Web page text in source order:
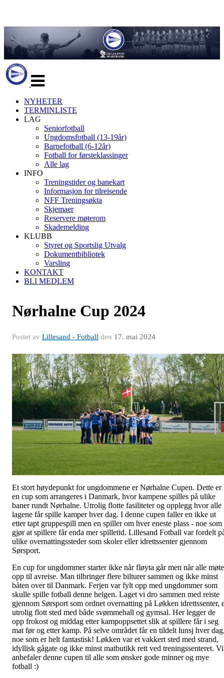
navigasjon
NYHETER
TERMINLISTE
LAG
Seniorfotball
Ungdomsfotball (13-19år)
Barnefotball (6-12år)
Fotball for førsteklassinger
Alle lag
INFO
Treningstider og banekart
Informasjon for tilreisende
NFF Treningsøkta
Skjemaer
Reservere møterom
Skademelding
KLUBB
Styret og Sportslig Utvalg
Dokumentbibliotek
Varsling
KONTAKT
BLI MEDLEM
Nørhalne Cup 2024
Postet av Lillesand - Fotball den 17. mai 2024
Et stort høydepunkt for ungdommene er Nørhalne Cupen. Dette er
en cup som arrangeres i Danmark, hvor kampene spilles på ulike
baner rundt Nørhalne. Utrolig flotte fasiliteter og opplegg hvor alle
lagene får spille kamper hver dag. I denne cupen faller en ikke ut
etter tapt gruppespill men en spiller om hver eneste plass - noe som
gjør at spillere får enda mer spilletid. Lillesand Fotball var fordelt
ulike overnattingssteder som skoler eller idrettssenter gjennom
Sørsport.
En cup for ungdommer starter ikke når fløyta går men når alle
opp til avreise. Man tilbringer flere bilturer sammen og ikke minst
båten over til Danmark. Ferjen var fylt opp med ungdommer som
skulle spille fotball denne helgen. Laget vi dro sammen med reiste
gjennom Sørsport som ordnet overnatting på Løkken idrettssenter,
utrolig flott sted med både svømmehall og gymsal. Her legger de
opp frokost og middag etter kampoppsettet slik at spillere får i seg
mat før og etter kamp. På selve området får en tildelt lunsj hver
noe som er helt fantastisk! Løkken var et vakkert sted med strand,
idyllisk gågate og ikke minst matbutikk rett ved treningssenteret. Vi
anbefaler denne cupen til alle som ønsker gode minner og mye
fotball :)